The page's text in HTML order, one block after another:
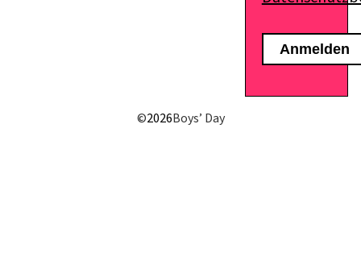
©2026Boys’ Day